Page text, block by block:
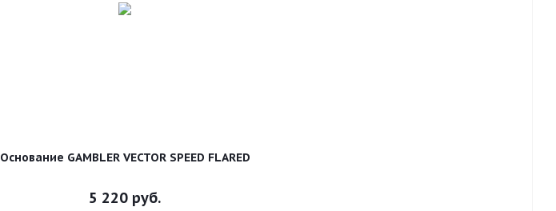
Основание GAMBLER VECTOR SPEED FLARED
5 220 руб.